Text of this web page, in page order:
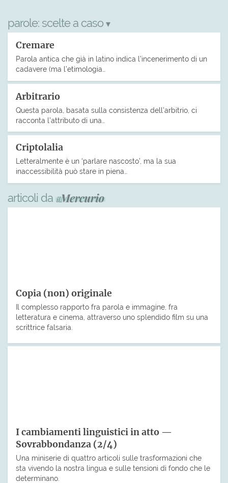
parole: scelte a caso ▾
Cremare
Parola antica che già in latino indica l’incenerimento di un
cadavere (ma l’etimologia…
Arbitrario
Questa parola, basata sulla consistenza dell’arbitrio, ci
racconta l’attributo di una…
Criptolalia
Letteralmente è un ‘parlare nascosto’, ma la sua
inaccessibilità può stare in piena…
articoli da
Copia (non) originale
Il complesso rapporto fra parola e immagine, fra
letteratura e cinema, attraverso uno splendido film su una
scrittrice falsaria.
I cambiamenti linguistici in atto —
Sovrabbondanza (2/4)
Una miniserie di quattro articoli sulle trasformazioni che
sta vivendo la nostra lingua e sulle tensioni di fondo che le
determinano.